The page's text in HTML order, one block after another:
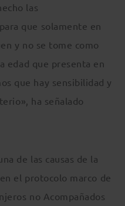
las
que solamente en
y no se tome como
edad que presenta en
que hay sensibilidad y
ha señalado
de las causas de la
el protocolo marco de
no Acompañados